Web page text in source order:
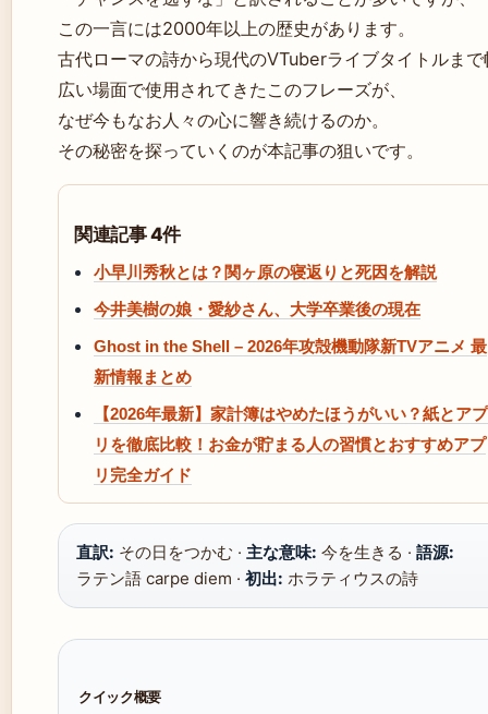
この一言には2000年以上の歴史があります。
古代ローマの詩から現代のVTuberライブタイトルまで
広い場面で使用されてきたこのフレーズが、
なぜ今もなお人々の心に響き続けるのか。
その秘密を探っていくのが本記事の狙いです。
関連記事 4件
小早川秀秋とは？関ヶ原の寝返りと死因を解説
今井美樹の娘・愛紗さん、大学卒業後の現在
Ghost in the Shell – 2026年攻殻機動隊新TVアニメ 最
新情報まとめ
【2026年最新】家計簿はやめたほうがいい？紙とアプ
リを徹底比較！お金が貯まる人の習慣とおすすめアプ
リ完全ガイド
直訳: その日をつかむ · 主な意味: 今を生きる · 語源:
ラテン語 carpe diem · 初出: ホラティウスの詩
クイック概要